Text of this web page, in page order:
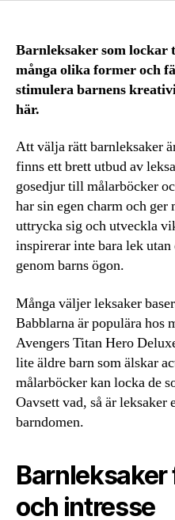
Barnleksaker som lockar
många olika former och
stimulera barnens
här.
Att välja rätt barnleksaker
finns ett brett utbud av
gosedjur till målarböcker
har sin egen charm och
uttrycka sig och utveckla
inspirerar inte bara lek
genom barns ögon.
Många väljer leksaker
Babblarna är populära hos
Avengers Titan Hero
lite äldre barn som älskar
målarböcker kan locka de
Oavsett vad, så är leksaker
barndomen.
Barnleksaker
och intresse